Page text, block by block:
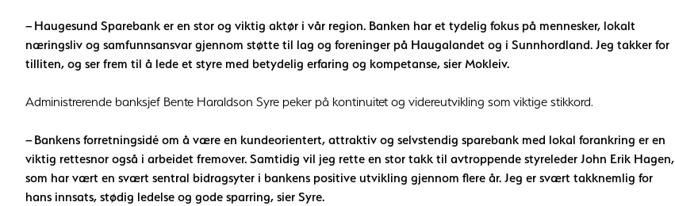
– Haugesund Sparebank er en stor og viktig aktør i vår region. Banken har et tydelig fokus på mennesker, lokalt
næringsliv og samfunnsansvar gjennom støtte til lag og foreninger på Haugalandet og i Sunnhordland. Jeg takker for
tilliten, og ser frem til å lede et styre med betydelig erfaring og kompetanse, sier Mokleiv.
Administrerende banksjef Bente Haraldson Syre peker på kontinuitet og videreutvikling som viktige stikkord.
– Bankens forretningsidé om å være en kundeorientert, attraktiv og selvstendig sparebank med lokal forankring er en
viktig rettesnor også i arbeidet fremover. Samtidig vil jeg rette en stor takk til avtroppende styreleder John Erik Hagen,
som har vært en svært sentral bidragsyter i bankens positive utvikling gjennom flere år. Jeg er svært takknemlig for
hans innsats, stødig ledelse og gode sparring, sier Syre.